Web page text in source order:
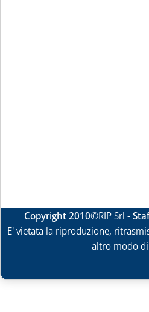
Copyright 2010©RIP Srl -
E' vietata la riproduzione,
altro modo